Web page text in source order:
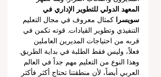
المعهد الدولي للتطوير الإداري في
سويسرا
كمثال معروف في مجال التعليم
التنفيذي وتطوير القيادات. قوته تكمن في
قربه من احتياجات المديرين العاملين
فعلاً، وليس فقط الطلبة في بداية الطريق.
وهذا النوع من التعليم مهم جداً في العالم
العربي أيضاً، لأن منطقتنا تحتاج أكثر فأكثر